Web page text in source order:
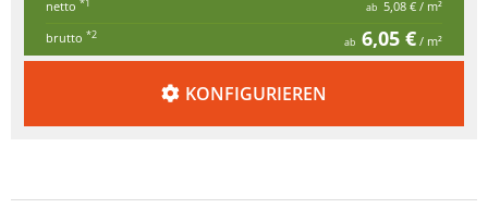
netto ab 5,08 € / m²
brutto *2
ab 6,05 € / m²
KONFIGURIEREN